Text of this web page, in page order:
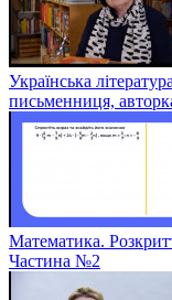
Українська
письменниця,
Математика.
Частина №2